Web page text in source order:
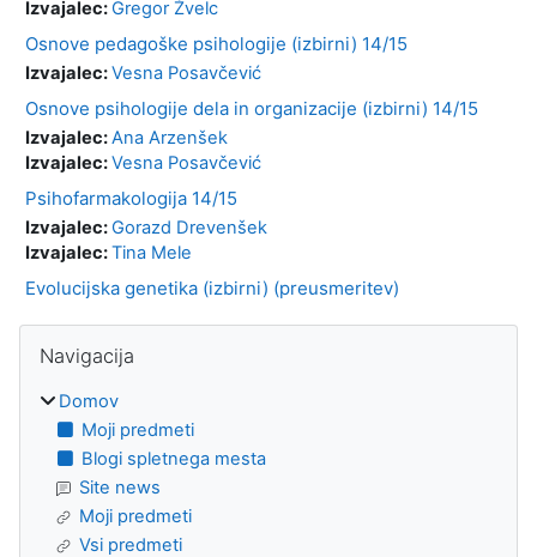
Izvajalec:Gregor Žvelc
Osnove pedagoške psihologije (izbirni) 14/15
Izvajalec:Vesna Posavčević
Osnove psihologije dela in organizacije (izbirni) 14/15
Izvajalec:Ana Arzenšek
Izvajalec:Vesna Posavčević
Psihofarmakologija 14/15
Izvajalec:Gorazd Drevenšek
Izvajalec:Tina Mele
Evolucijska genetika (izbirni) (preusmeritev)
Bloki
Navigacija
Domov
Moji predmeti
Blogi spletnega mesta
Site news
Moji predmeti
Vsi predmeti